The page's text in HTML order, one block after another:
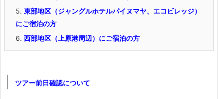
5. 東部地区（ジャングルホテルパイヌマヤ、エコビレッジ）
にご宿泊の方
6. 西部地区（上原港周辺）にご宿泊の方
ツアー前日確認について